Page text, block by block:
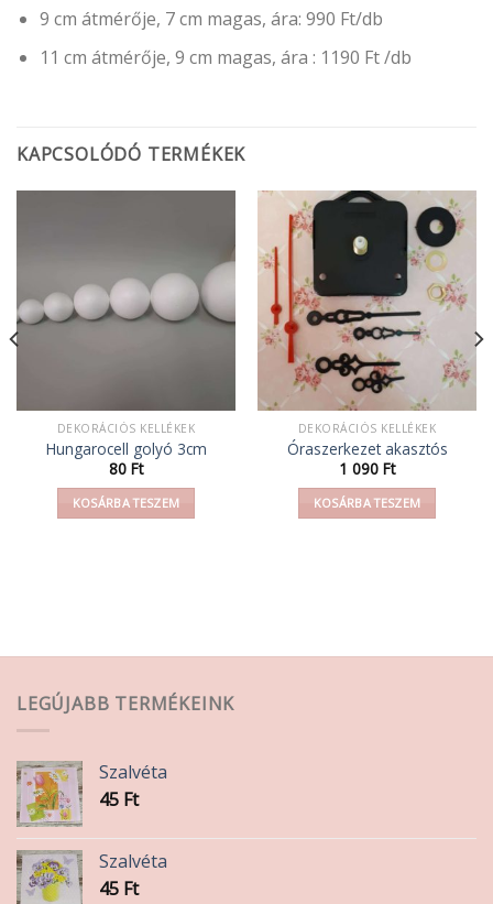
9 cm átmérője, 7 cm magas, ára: 990 Ft/db
11 cm átmérője, 9 cm magas, ára : 1190 Ft /db
KAPCSOLÓDÓ TERMÉKEK
DEKORÁCIÓS KELLÉKEK
Hungarocell golyó 3cm
80 Ft
KOSÁRBA TESZEM
DEKORÁCIÓS KELLÉKEK
Óraszerkezet akasztós
1 090 Ft
KOSÁRBA TESZEM
LEGÚJABB TERMÉKEINK
Szalvéta
45 Ft
Szalvéta
45 Ft